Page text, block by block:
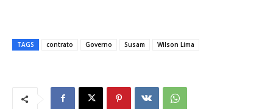
TAGS contrato Governo Susam Wilson Lima